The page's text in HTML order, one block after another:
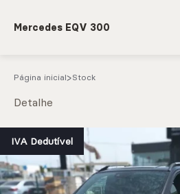
Mercedes EQV 300
Página inicial Stock
Detalhe
IVA Dedutível
e.g. Mercedes-Benz; BMW; Ford